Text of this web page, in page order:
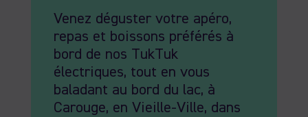
Venez déguster votre apéro,
repas et boissons préférés à
bord de nos TukTuk
électriques, tout en vous
baladant au bord du lac, à
Carouge, en Vieille-Ville, dans